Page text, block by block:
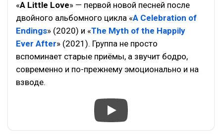
«A Little Love» — первой новой песней после
двойного альбомного цикла «A Celebration of
Endings» (2020) и «The Myth of the Happily
Ever After» (2021). Группа не просто
вспоминает старые приёмы, а звучит бодро,
современно и по-прежнему эмоционально и на
взводе.